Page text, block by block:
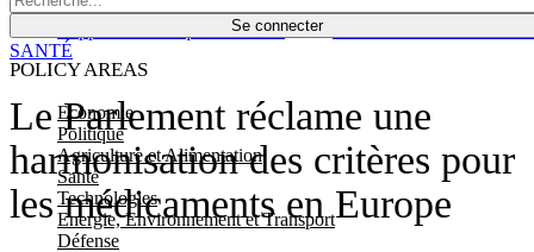
Se connecter
POLICY AREAS
Economie
Politique
Agriculture et Alimentation
Santé
Technologies
Energie, Environnement et Transport
Défense
Économie
Le Parlement réclame une
harmonisation des critères pour
les médicaments en Europe
SANTÉ